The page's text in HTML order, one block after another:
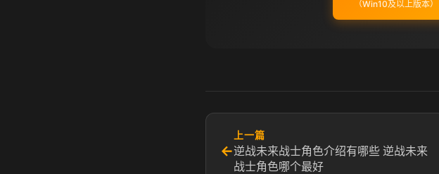
（Win10及以上版本）
←
上一篇
逆战未来战士角色介绍有哪些 逆战未来
战士角色哪个最好